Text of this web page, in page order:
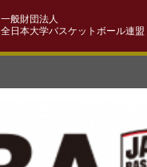
一般財団法人
全日本大学バスケットボール連盟